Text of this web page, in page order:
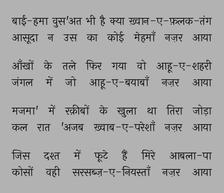
बाईं-हमा वुस'अत भी है क्या ख़्वान-ए-फ़लक-तंग
आसूदा
न उस का कोई मेहमाँ नज़र आया
आँखों के तले फिर गया वो
आहू-ए-शहरी
जंगल
में जो आहू-ए-बयाबाँ नज़र आया
मजमा' में रक़ीबों के खुला था तिरा
जोड़ा
कल
रात 'अजब ख़्वाब-ए-परेशाँ नज़र आया
जिस दश्त में फूटे हैं मिरे
आबला-पा
कोसों
वही सरसब्ज़-ए-नियस्ताँ नज़र आया